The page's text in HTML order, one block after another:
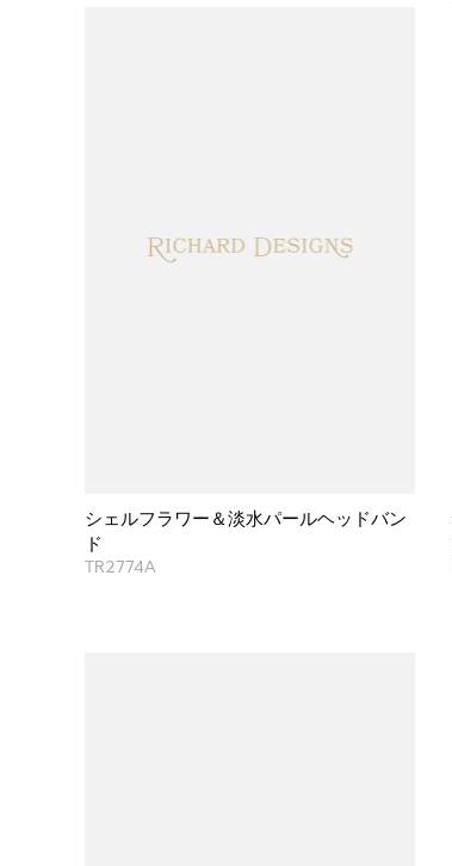
シェルフラワー＆淡水パールヘッドバン
ド
TR2774A